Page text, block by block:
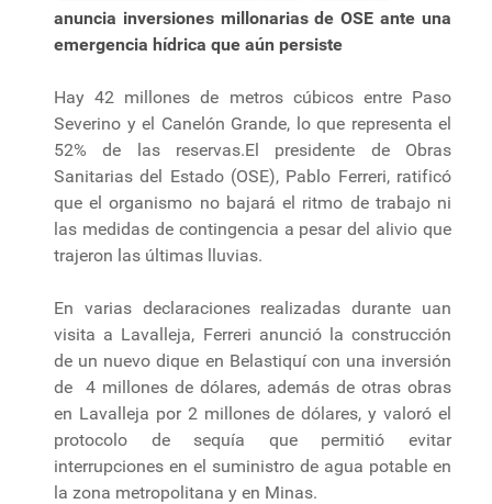
anuncia inversiones millonarias de OSE ante una
emergencia hídrica que aún persiste
Hay 42 millones de metros cúbicos entre Paso
Severino y el Canelón Grande, lo que representa el
52% de las reservas.El presidente de Obras
Sanitarias del Estado (OSE), Pablo Ferreri, ratificó
que el organismo no bajará el ritmo de trabajo ni
las medidas de contingencia a pesar del alivio que
trajeron las últimas lluvias.
En varias declaraciones realizadas durante uan
visita a Lavalleja, Ferreri anunció la construcción
de un nuevo dique en Belastiquí con una inversión
de 4 millones de dólares, además de otras obras
en Lavalleja por 2 millones de dólares, y valoró el
protocolo de sequía que permitió evitar
interrupciones en el suministro de agua potable en
la zona metropolitana y en Minas.